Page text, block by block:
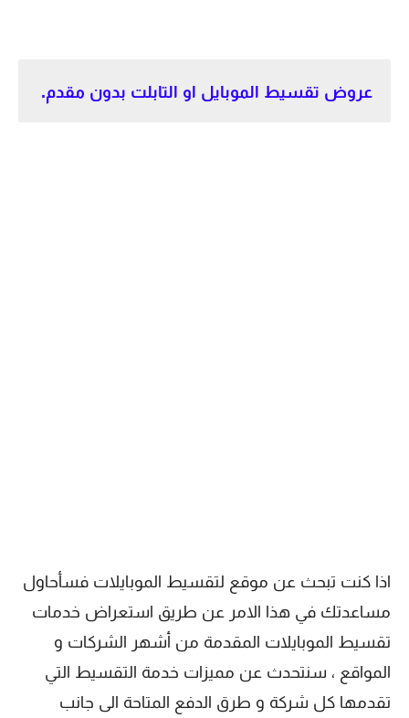
عروض تقسيط الموبايل او التابلت بدون مقدم.
اذا كنت تبحث عن موقع لتقسيط الموبايلات فسأحاول
مساعدتك في هذا الامر عن طريق استعراض خدمات
تقسيط الموبايلات المقدمة من أشهر الشركات و
المواقع ، سنتحدث عن مميزات خدمة التقسيط التي
تقدمها كل شركة و طرق الدفع المتاحة الى جانب